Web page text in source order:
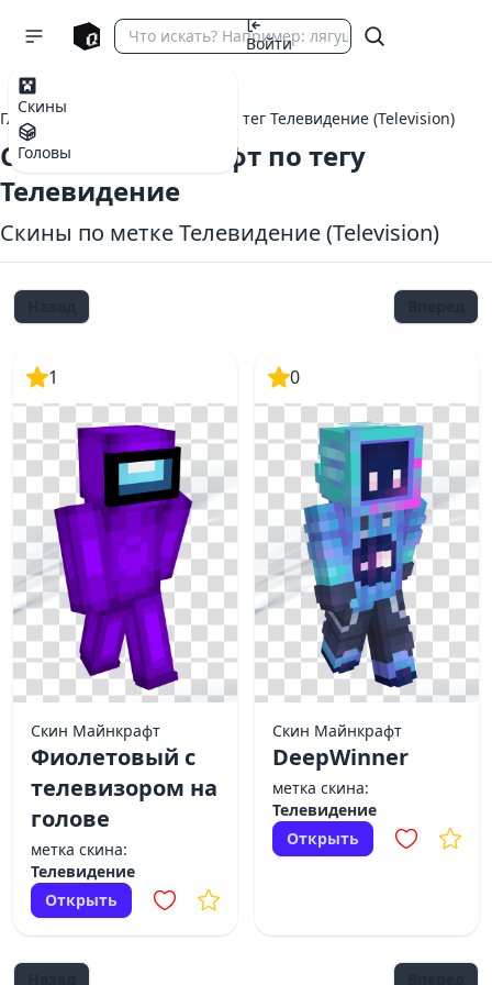
Скины
Головы
Войти
Главная тег Телевидение (Television)
Скины Майнкрафт по тегу
Телевидение
Скины по метке Телевидение (Television)
1
Скин Майнкрафт
Фиолетовый с
телевизором на
голове
метка скина:
Телевидение
Открыть
0
Скин Майнкрафт
DeepWinner
метка скина:
Телевидение
Открыть